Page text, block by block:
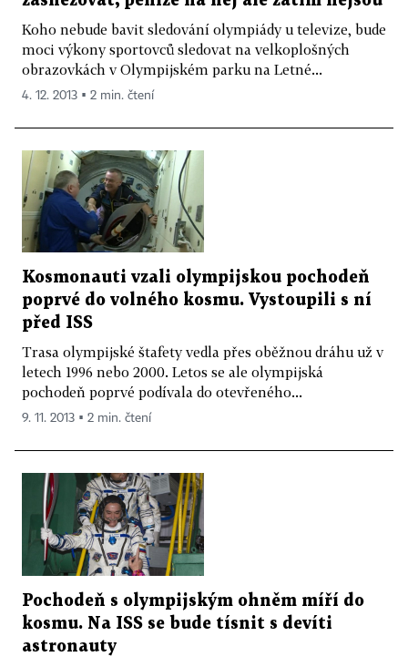
Koho nebude bavit sledování olympiády u televize, bude
moci výkony sportovců sledovat na velkoplošných
obrazovkách v Olympijském parku na Letné...
4. 12. 2013 ▪ 2 min. čtení
Kosmonauti vzali olympijskou pochodeň
poprvé do volného kosmu. Vystoupili s ní
před ISS
Trasa olympijské štafety vedla přes oběžnou dráhu už v
letech 1996 nebo 2000. Letos se ale olympijská
pochodeň poprvé podívala do otevřeného...
9. 11. 2013 ▪ 2 min. čtení
Pochodeň s olympijským ohněm míří do
kosmu. Na ISS se bude tísnit s devíti
astronauty